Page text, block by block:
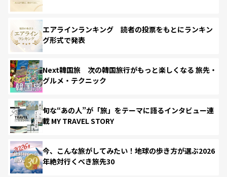
エアラインランキング 読者の投票をもとにランキン
グ形式で発表
Next韓国旅 次の韓国旅行がもっと楽しくなる 旅先・
グルメ・テクニック
旬な“あの人”が「旅」をテーマに語るインタビュー連
載 MY TRAVEL STORY
今、こんな旅がしてみたい！地球の歩き方が選ぶ2026
年絶対行くべき旅先30